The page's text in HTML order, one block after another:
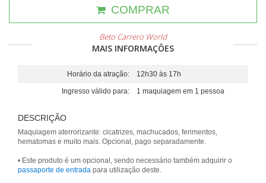
COMPRAR
Beto Carrero World
MAIS INFORMAÇÕES
Horário da atração: 12h30 às 17h
Ingresso válido para: 1 maquiagem em 1 pessoa
DESCRIÇÃO
Maquiagem aterrorizante: cicatrizes, machucados, ferimentos,
hematomas e muito mais. Opcional, pago separadamente.
• Este produto é um opcional, sendo necessário também adquirir o
passaporte de entrada para utilização deste.